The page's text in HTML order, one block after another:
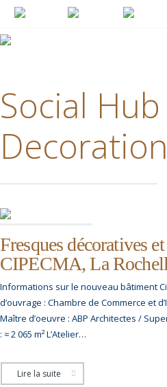
Social Hub
Decoration
Fresques décoratives
CIPECMA, La
Informations sur le nouveau bâtiment
d’ouvrage : Chambre de Commerce et
Maître d’oeuvre : ABP Architectes /
: ≈ 2 065 m² L’Atelier…
Lire la suite